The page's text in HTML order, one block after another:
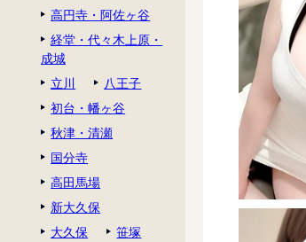
高円寺・阿佐ヶ谷
経堂・代々木上原・
成城
立川
八王子
初台・幡ヶ谷
秋津・清瀬
国分寺
高田馬場
新大久保
大久保
笹塚